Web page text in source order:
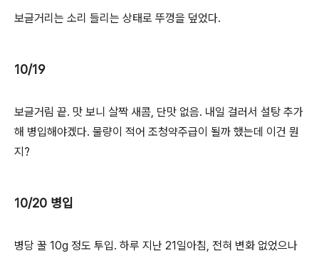
보글거리는 소리 들리는 상태로 뚜껑을 덮었다.
10/19
보글거림 끝. 맛 보니 살짝 새콤, 단맛 없음. 내일 걸러서 설탕 추가
해 병입해야겠다. 물량이 적어 조청약주급이 될까 했는데 이건 뭔
지?
10/20 병입
병당 꿀 10g 정도 투입. 하루 지난 21일아침, 전혀 변화 없었으나